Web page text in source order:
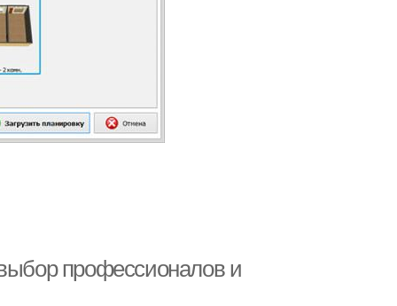
профессионалов и